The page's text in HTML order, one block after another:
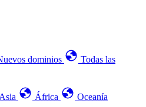
dominios
Todas las
Asia África
Oceanía